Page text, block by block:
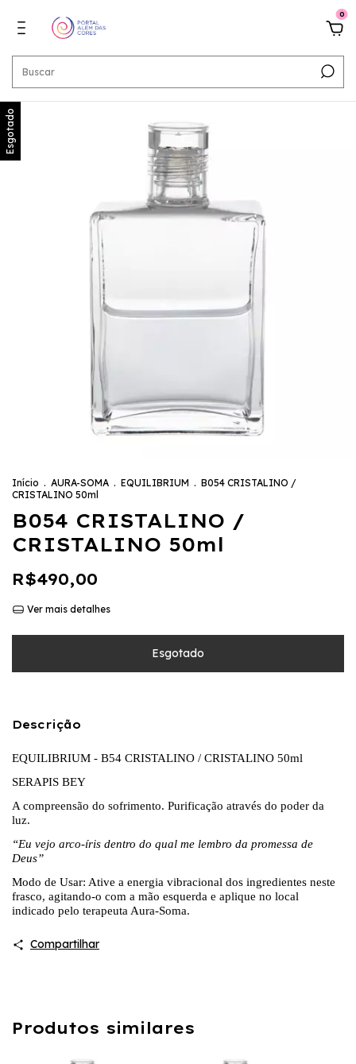
0
Esgotado
Início . AURA-SOMA . EQUILIBRIUM . B054 CRISTALINO /
CRISTALINO 50ml
B054 CRISTALINO /
CRISTALINO 50ml
R$490,00
Ver mais detalhes
Descrição
EQUILIBRIUM - B54 CRISTALINO / CRISTALINO 50ml
SERAPIS BEY
A compreensão do sofrimento. Purificação através do poder da
luz.
“Eu vejo arco-íris dentro do qual me lembro da promessa de
Deus”
Modo de Usar: Ative a energia vibracional dos ingredientes neste
frasco, agitando-o com a mão esquerda e aplique no local
indicado pelo terapeuta Aura-Soma.
Compartilhar
Produtos similares